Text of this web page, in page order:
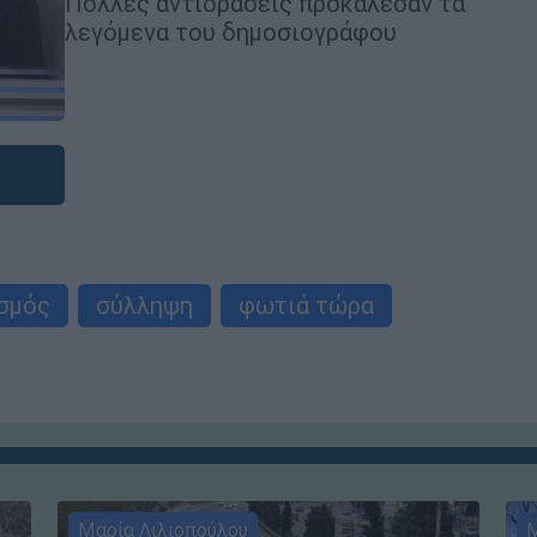
λεγόμενα του δημοσιογράφου
σύλληψη
φωτιά τώρα
Μαρία Λιλιοπούλου